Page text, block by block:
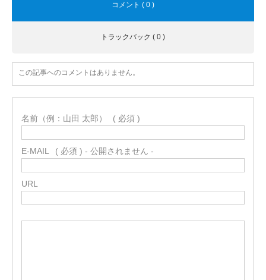
コメント ( 0 )
トラックバック ( 0 )
この記事へのコメントはありません。
名前（例：山田 太郎） ( 必須 )
E-MAIL ( 必須 ) - 公開されません -
URL